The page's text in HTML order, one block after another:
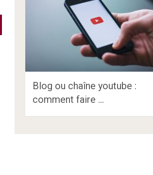
Blog ou chaîne youtube :
comment faire …